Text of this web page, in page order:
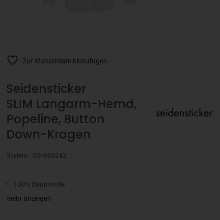
Zur Wunschliste hinzufügen
Seidensticker
SLIM Langarm-Hemd,
Popeline, Button
Down-Kragen
Stylenr.: SS-666242
100% Baumwolle
Slim
mehr anzeigen